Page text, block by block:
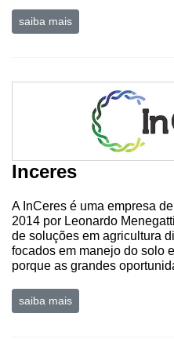
Membros
Netrin
Tecprime
Agro
Way
Consulting
Manager
ONE
CHB
saiba mais
Inceres
A InCeres é uma empresa
2014 por Leonardo
de soluções em agricultura
focados em manejo do solo
porque as grandes
saiba mais